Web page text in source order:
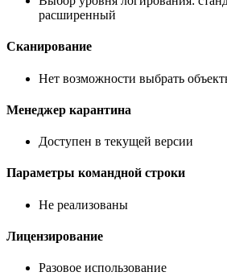
расширенный
Сканирование
Нет возможности выбрать
Менеджер карантина
Доступен в текущей версии
Параметры командной строки
Не реализованы
Лицензирование
Разовое использование